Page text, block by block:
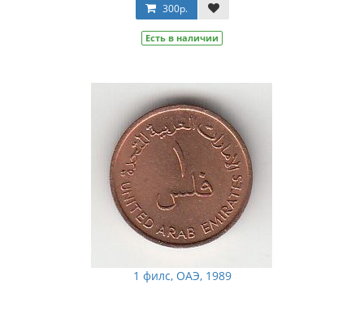
300р.
Есть в наличии
1 филс, ОАЭ, 1989